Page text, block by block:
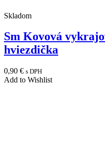
Skladom
Sm Kovová
hviezdička
0,90 € s DPH
Add to Wishlist